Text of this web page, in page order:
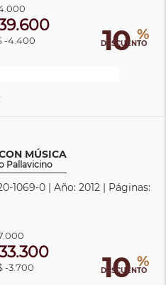
10 %
DESCUENTO
-4.400
MÚSICA
Pallavicino
1069-0 | Año: 2012 | Páginas:
10 %
DESCUENTO
-3.700